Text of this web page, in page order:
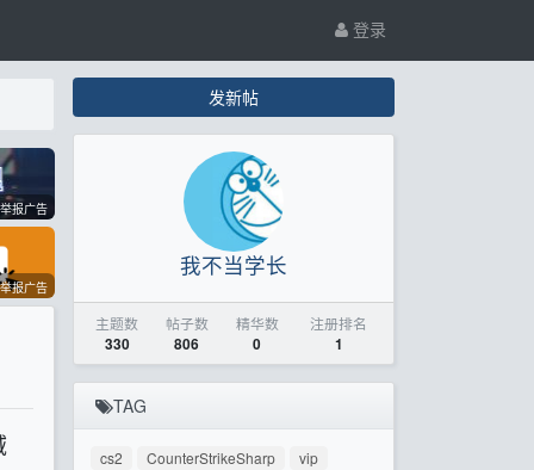
登录
举报广告
举报广告
发新帖
我不当学长
主题数
330
帖子数
806
精华数
0
注册排名
1
TAG
cs2 CounterStrikeSharp
vip